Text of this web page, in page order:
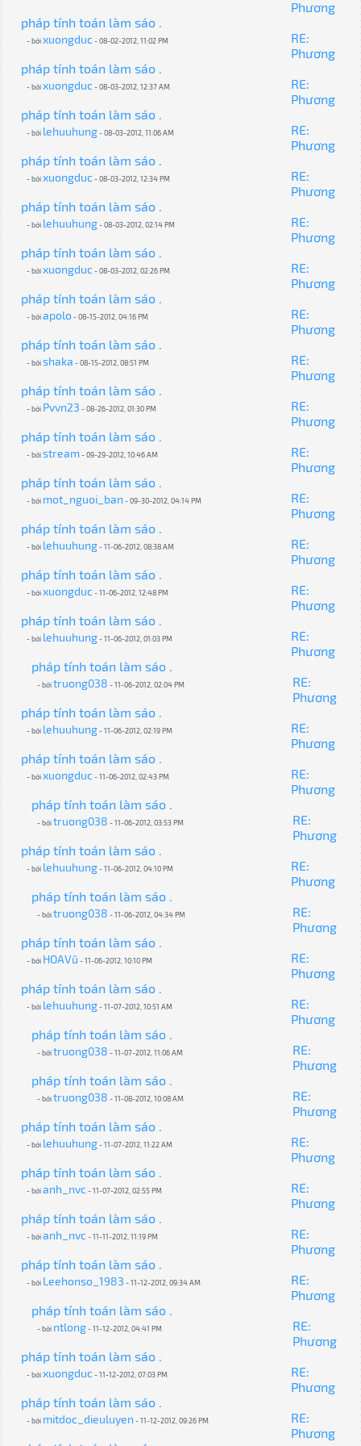
Phương
pháp tính toán làm sáo .
- bởixuongduc- 08-02-2012, 11:02 PM
RE:
Phương
pháp tính toán làm sáo .
- bởixuongduc- 08-03-2012, 12:37 AM
RE:
Phương
pháp tính toán làm sáo .
- bởi lehuuhung- 08-03-2012, 11:06 AM
RE:
Phương
pháp tính toán làm sáo .
- bởixuongduc- 08-03-2012, 12:34 PM
RE:
Phương
pháp tính toán làm sáo .
- bởi lehuuhung- 08-03-2012, 02:14 PM
RE:
Phương
pháp tính toán làm sáo .
- bởixuongduc- 08-03-2012, 02:26 PM
RE:
Phương
pháp tính toán làm sáo .
- bởiapolo- 08-15-2012, 04:16 PM
RE:
Phương
pháp tính toán làm sáo .
- bởishaka - 08-15-2012, 08:51 PM
RE:
Phương
pháp tính toán làm sáo .
- bởi Pvvn23 - 08-26-2012, 01:30 PM
RE:
Phương
pháp tính toán làm sáo .
- bởistream- 09-29-2012, 10:46 AM
RE:
Phương
pháp tính toán làm sáo .
- bởi mot_nguoi_ban - 09-30-2012, 04:14 PM
RE:
Phương
pháp tính toán làm sáo .
- bởi lehuuhung- 11-06-2012, 08:38 AM
RE:
Phương
pháp tính toán làm sáo .
- bởixuongduc- 11-06-2012, 12:48 PM
RE:
Phương
pháp tính toán làm sáo .
- bởi lehuuhung- 11-06-2012, 01:03 PM
RE:
Phương
pháp tính toán làm sáo .
- bởitruong038 - 11-06-2012, 02:04 PM
RE:
Phương
pháp tính toán làm sáo .
- bởi lehuuhung- 11-06-2012, 02:19 PM
RE:
Phương
pháp tính toán làm sáo .
- bởixuongduc- 11-06-2012, 02:43 PM
RE:
Phương
pháp tính toán làm sáo .
- bởitruong038 - 11-06-2012, 03:53 PM
RE:
Phương
pháp tính toán làm sáo .
- bởi lehuuhung- 11-06-2012, 04:10 PM
RE:
Phương
pháp tính toán làm sáo .
- bởitruong038 - 11-06-2012, 04:34 PM
RE:
Phương
pháp tính toán làm sáo .
- bởi HOAVũ - 11-06-2012, 10:10 PM
RE:
Phương
pháp tính toán làm sáo .
- bởi lehuuhung- 11-07-2012, 10:51 AM
RE:
Phương
pháp tính toán làm sáo .
- bởitruong038 - 11-07-2012, 11:06 AM
RE:
Phương
pháp tính toán làm sáo .
- bởitruong038 - 11-08-2012, 10:08 AM
RE:
Phương
pháp tính toán làm sáo .
- bởi lehuuhung- 11-07-2012, 11:22 AM
RE:
Phương
pháp tính toán làm sáo .
- bởianh_nvc- 11-07-2012, 02:55 PM
RE:
Phương
pháp tính toán làm sáo .
- bởianh_nvc- 11-11-2012, 11:19 PM
RE:
Phương
pháp tính toán làm sáo .
- bởi Leehonso_1983 - 11-12-2012, 09:34 AM
RE:
Phương
pháp tính toán làm sáo .
- bởi ntlong- 11-12-2012, 04:41 PM
RE:
Phương
pháp tính toán làm sáo .
- bởixuongduc- 11-12-2012, 07:03 PM
RE:
Phương
pháp tính toán làm sáo .
- bởi mitdoc_dieuluyen - 11-12-2012, 09:26 PM
RE:
Phương